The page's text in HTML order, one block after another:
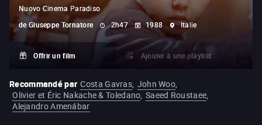
Nuovo Cinema Paradiso
de Giuseppe Tornatore 2h47 1988 Italie
Offrir un film Ajouter à une playlist
Recommandé par Costa Gavras, John Woo,
Olivier et Éric Nakache & Toledano, Saeed Roustaee,
Alejandro Amenábar